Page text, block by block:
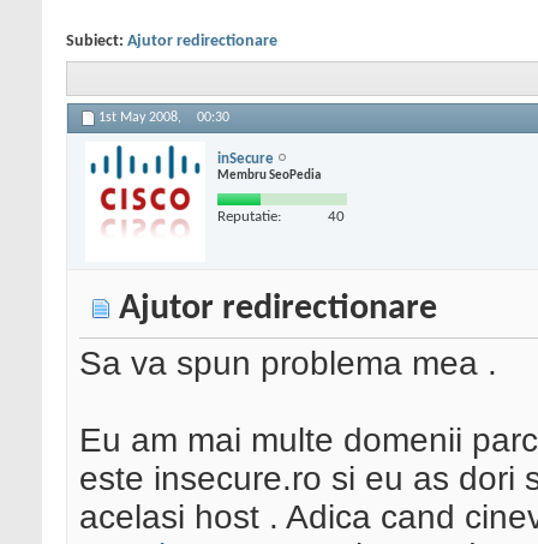
Subiect: Ajutor redirectionare
1st May 2008, 00:30
inSecure
Membru SeoPedia
Reputatie: 40
Ajutor redirectionare
Sa va spun problema mea .
Eu am mai multe domenii
este insecure.ro si eu as dori
acelasi host . Adica cand